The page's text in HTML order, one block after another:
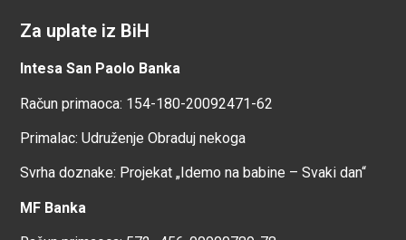
Za uplate iz BiH
Intesa San Paolo Banka
Račun primaoca: 154-180-20092471-62
Primalac: Udruženje Obraduj nekoga
Svrha doznake: Projekat „Idemo na babine – Svaki dan“
MF Banka